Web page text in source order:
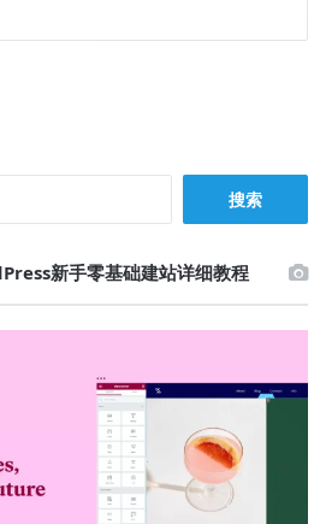
新手零基础建站详细教程